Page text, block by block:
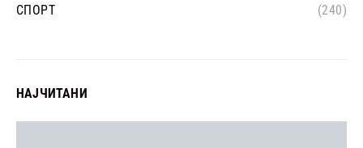
СПОРТ (240)
НАЈЧИТАНИ